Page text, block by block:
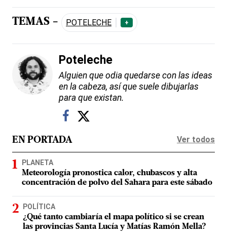
TEMAS - POTELECHE +
Poteleche
Alguien que odia quedarse con las ideas
en la cabeza, así que suele dibujarlas
para que existan.
EN PORTADA Ver todos
PLANETA
Meteorología pronostica calor, chubascos y alta
concentración de polvo del Sahara para este sábado
POLÍTICA
¿Qué tanto cambiaría el mapa político si se crean
las provincias Santa Lucía y Matías Ramón Mella?